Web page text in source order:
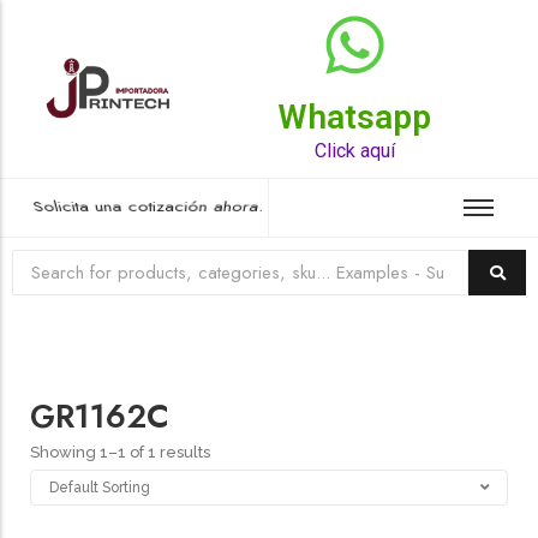
Whatsapp
Click aquí
Solicita una cotización ahora.
Top Rated Product
GR1162C
Showing 1–1 of 1 results